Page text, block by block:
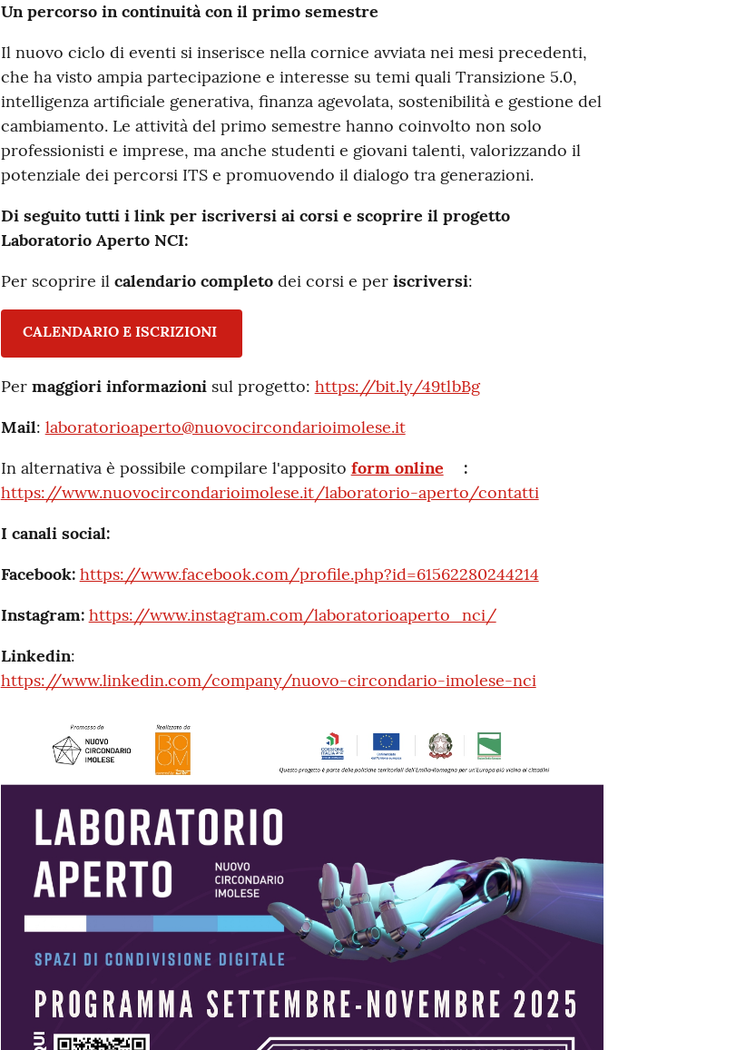
Un percorso in continuità con il primo semestre
Il nuovo ciclo di eventi si inserisce nella cornice avviata nei mesi precedenti,
che ha visto ampia partecipazione e interesse su temi quali Transizione 5.0,
intelligenza artificiale generativa, finanza agevolata, sostenibilità e gestione del
cambiamento. Le attività del primo semestre hanno coinvolto non solo
professionisti e imprese, ma anche studenti e giovani talenti, valorizzando il
potenziale dei percorsi ITS e promuovendo il dialogo tra generazioni.
Di seguito tutti i link per iscriversi ai corsi e scoprire il progetto
Laboratorio Aperto NCI:
Per scoprire il calendario completodei corsi e per iscriversi:
CALENDARIO E ISCRIZIONI
Per maggiori informazionisul progetto: https://bit.ly/49tlbBg
Mail: laboratorioaperto@nuovocircondarioimolese.it
In alternativa è possibile compilare l'apposito form online
:
https://www.nuovocircondarioimolese.it/laboratorio-aperto/contatti
I canali social:
Facebook: https://www.facebook.com/profile.php?id=61562280244214
Instagram: https://www.instagram.com/laboratorioaperto_nci/
Linkedin:
https://www.linkedin.com/company/nuovo-circondario-imolese-nci